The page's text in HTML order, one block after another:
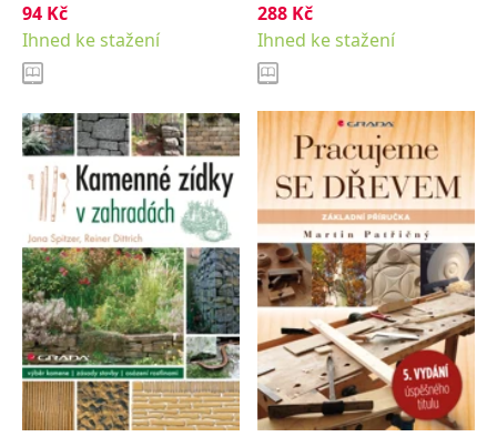
94 Kč
Ihned ke stažení
288 Kč
Ihned ke stažení